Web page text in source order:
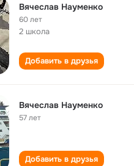
Вячеслав Науменко
60 лет
2 школа
Добавить в друзья
Вячеслав Науменко
57 лет
Добавить в друзья